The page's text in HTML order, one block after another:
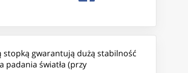
stopką gwarantują dużą stabilność
światła (przy